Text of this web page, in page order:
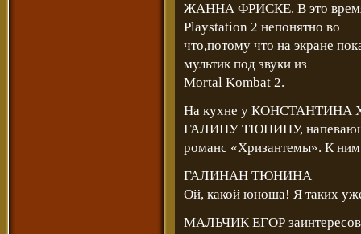
ЖАННА ФРИСКЕ. В это
Playstation 2 непонятно во
что,потому что на экране
мультик под звуки из
Mortal Kombat 2.
На кухне у КОНСТАНТИНА
ГАЛИНУ ТЮНИНУ,
романс «Хризантемы». К
ГАЛИНАН ТЮНИНА
Ой, какой юноша! Я таких
МАЛЬЧИК ЕГОР